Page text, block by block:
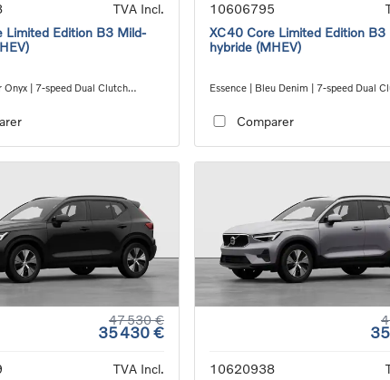
TVA Incl.
Limited Edition B3 Mild-
Onyx | 7-speed Dual Clutch
10606795
XC40 Core Limited Edition B3
hybride (MHEV)
Essence | Bleu Denim | 7-speed Dual
Comparer
47 530 €
35 430 €
TVA Incl.
10620938